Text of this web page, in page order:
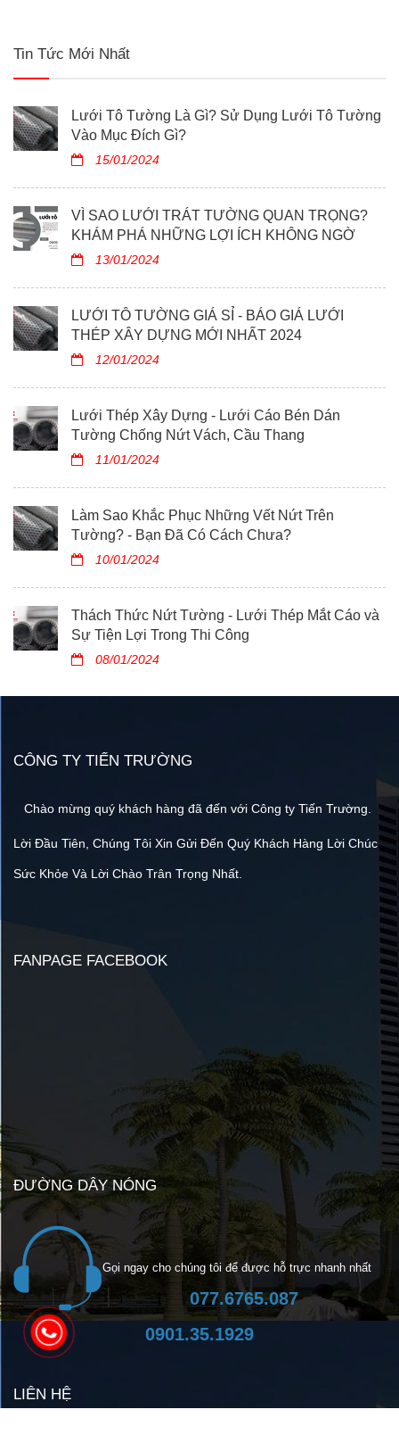
Tin Tức Mới Nhất
Lưới Tô Tường Là Gì? Sử Dụng Lưới Tô Tường
Vào Mục Đích Gì?
15/01/2024
VÌ SAO LƯỚI TRÁT TƯỜNG QUAN TRỌNG?
KHÁM PHÁ NHỮNG LỢI ÍCH KHÔNG NGỜ
13/01/2024
LƯỚI TÔ TƯỜNG GIÁ SỈ - BÁO GIÁ LƯỚI
THÉP XÂY DỰNG MỚI NHẤT 2024
12/01/2024
Lưới Thép Xây Dựng - Lưới Cáo Bén Dán
Tường Chống Nứt Vách, Cầu Thang
11/01/2024
Làm Sao Khắc Phục Những Vết Nứt Trên
Tường? - Bạn Đã Có Cách Chưa?
10/01/2024
Thách Thức Nứt Tường - Lưới Thép Mắt Cáo và
Sự Tiện Lợi Trong Thi Công
08/01/2024
CÔNG TY TIẾN TRƯỜNG
Chào mừng quý khách hàng đã đến với Công ty Tiến Trường.
Lời Đầu Tiên, Chúng Tôi Xin Gửi Đến Quý Khách Hàng Lời Chúc
Sức Khỏe Và Lời Chào Trân Trọng Nhất.
FANPAGE FACEBOOK
ĐƯỜNG DÂY NÓNG
Gọi ngay cho chúng tôi để được hỗ trực nhanh nhất
077.6765.087
0901.35.1929
LIÊN HỆ